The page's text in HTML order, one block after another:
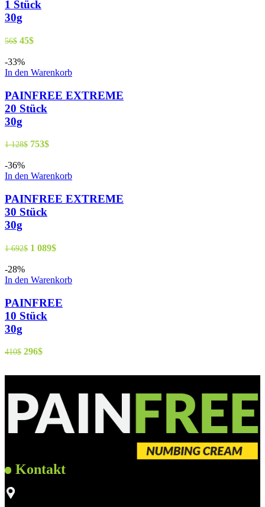
1 Stück
30g
56$ 45$
-33%
In den Warenkorb
PAINFREE EXTREME
20 Stück
30g
1 128$ 753$
-36%
In den Warenkorb
PAINFREE EXTREME
30 Stück
30g
1 692$ 1 089$
-28%
In den Warenkorb
PAINFREE
10 Stück
30g
410$ 296$
Kontakt